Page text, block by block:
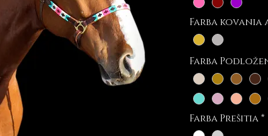
Farba kovania
Farba
Farba Prešitia*